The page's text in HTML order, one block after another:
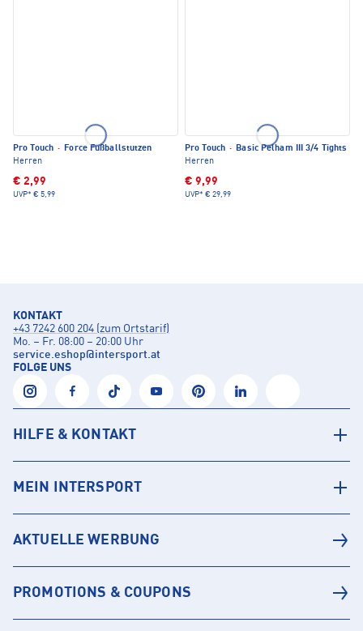
Pro Touch · Force Fußballstutzen
Herren
€ 2,99
UVP* € 5,99
Pro Touch · Basic Pelham III 3/4 Tights
Herren
€ 9,99
UVP* € 29,99
KONTAKT
+43 7242 600 204 (zum Ortstarif)
Mo. – Fr. 08:00 – 20:00 Uhr
service.eshop@intersport.at
FOLGE UNS
HILFE & KONTAKT
MEIN INTERSPORT
AKTUELLE WERBUNG
PROMOTIONS & COUPONS